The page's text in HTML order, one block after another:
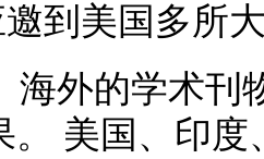
到美国多所
海外的学术刊
。 美国、印